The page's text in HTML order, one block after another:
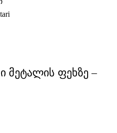
მეტალის ფეხზე –